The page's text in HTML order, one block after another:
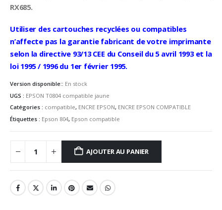
RX685.
Utiliser des cartouches recyclées ou compatibles
n’affecte pas la garantie fabricant de votre imprimante
selon la directive 93/13 CEE du Conseil du 5 avril 1993 et la
loi 1995 / 1996 du 1er février 1995.
Version disponible:: En stock
UGS : EPSON T0804 compatible jaune
Catégories : compatible, ENCRE EPSON, ENCRE EPSON COMPATIBLE
Étiquettes : Epson 804, Epson compatible
AJOUTER AU PANIER